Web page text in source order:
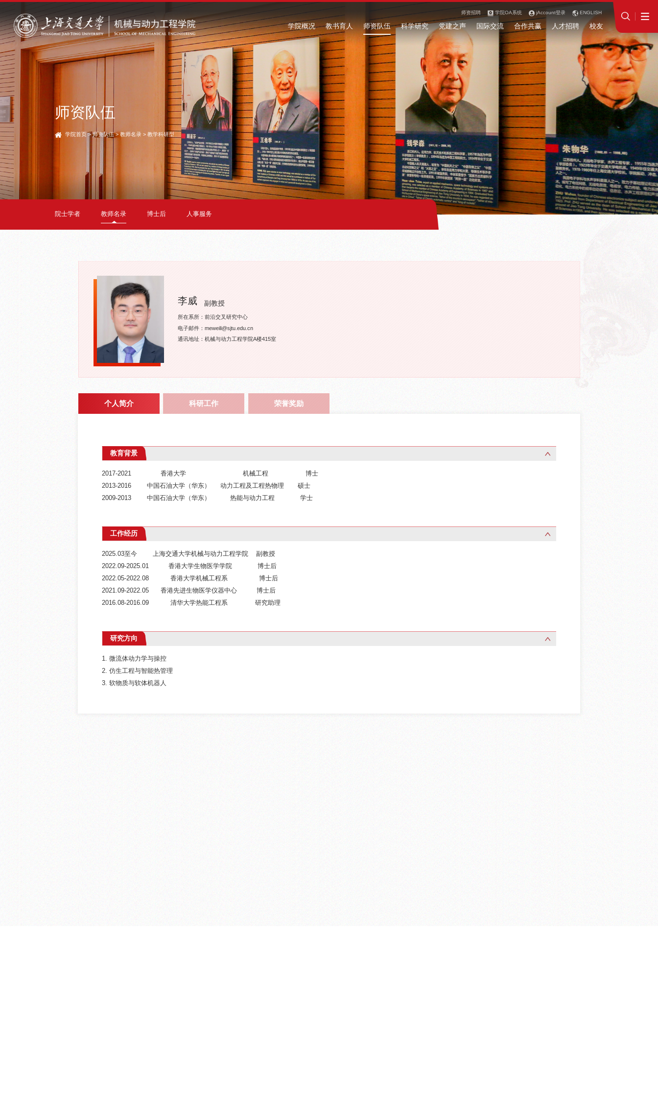
师资招聘 学院OA系统 jAccount登录 ENGLISH
学院概况 教书育人 师资队伍 科学研究 党建之声 国际交流 合作共赢 人才招聘 校友
师资队伍
学院首页>师资队伍>教师名录 > 教学科研型
院士学者 教师名录 博士后 人事服务
李威 副教授
所在系所：前沿交叉研究中心
电子邮件：meweili@sjtu.edu.cn
通讯地址：机械与动力工程学院A楼415室
个人简介 科研工作 荣誉奖励
教育背景
2017-2021 香港大学 机械工程 博士
2013-2016 中国石油大学（华东） 动力工程及工程热物理 硕士
2009-2013 中国石油大学（华东） 热能与动力工程 学士
工作经历
2025.03至今 上海交通大学机械与动力工程学院 副教授
2022.09-2025.01 香港大学生物医学学院 博士后
2022.05-2022.08 香港大学机械工程系 博士后
2021.09-2022.05 香港先进生物医学仪器中心 博士后
2016.08-2016.09 清华大学热能工程系 研究助理
研究方向
1. 微流体动力学与操控
2. 仿生工程与智能热管理
3. 软物质与软体机器人